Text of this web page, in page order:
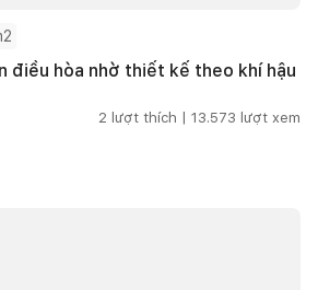
điều hòa nhờ thiết kế theo khí hậu
2 lượt thích | 13.573 lượt xem